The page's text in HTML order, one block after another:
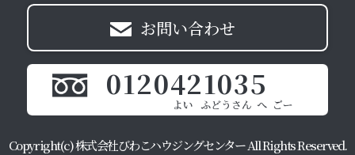
お問い合わせ
0120421035
Copyright(c) 株式会社びわこハウジングセンター All Rights Reserved.